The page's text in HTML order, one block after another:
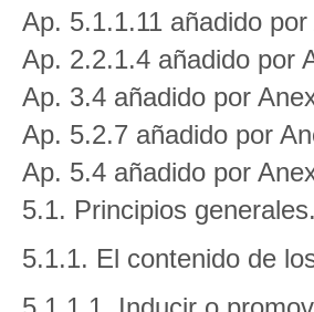
Ap. 5.1.1.11 añadido
Ap. 2.2.1.4 añadido por
Ap. 3.4 añadido por
Ap. 5.2.7 añadido por
Ap. 5.4 añadido por
5.1. Principios generales.
5.1.1. El contenido de